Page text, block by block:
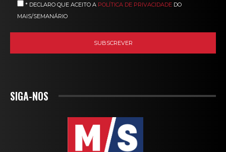
* DECLARO QUE ACEITO A POLÍTICA DE PRIVACIDADE DO
MAIS/SEMANÁRIO
SIGA-NOS